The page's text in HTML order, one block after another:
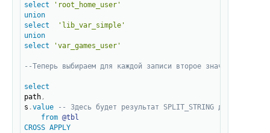
0
MSSQL
SQL
,
SPLIT_STRING
select
'root_home_user'
union
select
'lib_var_simple'
union
select
'var_games_user'
--Теперь выбираем для каждой записи второе значение в
select
path ,
s .value
-- Здесь будет результат SPLIT_STRING для каждого
from @tbl
CROSS APPLY